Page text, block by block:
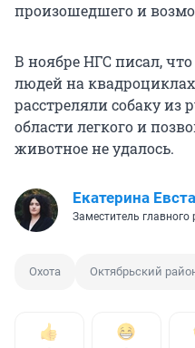
произошедшего и
В ноябре НГС писал,
людей на
расстреляли собаку из
области легкого и
животное не удалось.
Екатерина
Заместитель главного
Охота Октябрьский